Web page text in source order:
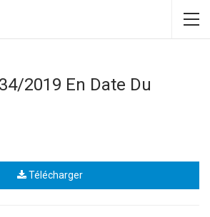
2019 En Date Du
Télécharger